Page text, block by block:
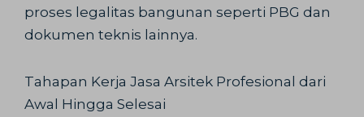
proses legalitas bangunan seperti PBG dan
dokumen teknis lainnya.
Tahapan Kerja Jasa Arsitek Profesional dari
Awal Hingga Selesai